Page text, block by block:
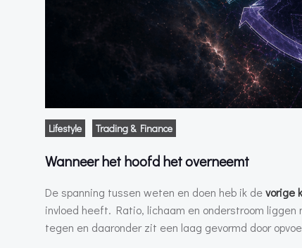
Lifestyle Trading & Finance
Wanneer het hoofd het overneemt
De spanning tussen weten en doen heb ik devorige
invloed heeft. Ratio, lichaam en onderstroom
tegen en daaronder zit een laag gevormd door